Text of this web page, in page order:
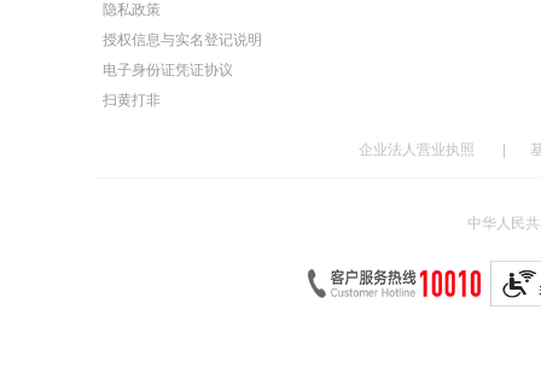
隐私政策
授权信息与实名登记说明
电子身份证凭证协议
扫黄打非
企业法人营业执照
中华人民